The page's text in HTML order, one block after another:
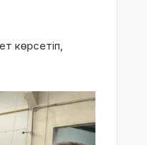
көрсетіп,